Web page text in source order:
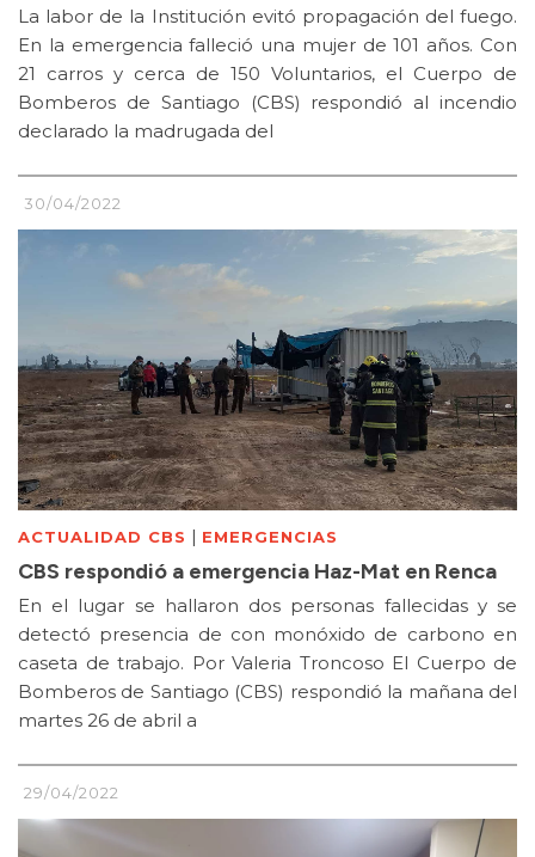
La labor de la Institución evitó propagación del fuego.
En la emergencia falleció una mujer de 101 años. Con
21 carros y cerca de 150 Voluntarios, el Cuerpo de
Bomberos de Santiago (CBS) respondió al incendio
declarado la madrugada del
30/04/2022
ACTUALIDAD CBS | EMERGENCIAS
CBS respondió a emergencia Haz-Mat en Renca
En el lugar se hallaron dos personas fallecidas y se
detectó presencia de con monóxido de carbono en
caseta de trabajo. Por Valeria Troncoso El Cuerpo de
Bomberos de Santiago (CBS) respondió la mañana del
martes 26 de abril a
29/04/2022